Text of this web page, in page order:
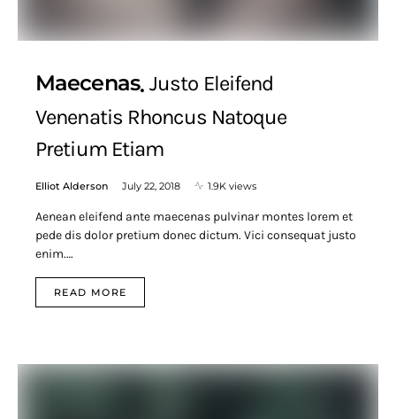
Maecenas Justo Eleifend
Venenatis Rhoncus Natoque
Pretium Etiam
Elliot Alderson July 22, 2018 1.9K views
Aenean eleifend ante maecenas pulvinar montes lorem et
pede dis dolor pretium donec dictum. Vici consequat justo
enim.…
READ MORE